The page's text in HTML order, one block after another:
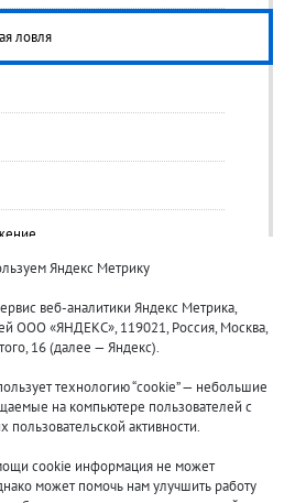
ловля
"Волжские приманки"
8 (800)
Яндекс Метрику
веб-аналитики Яндекс Метрика,
ООО «ЯНДЕКС», 119021, Россия, Москва,
16 (далее — Яндекс).
технологию “cookie” — небольшие
на компьютере пользователей с
пользовательской активности.
cookie информация не может
может помочь нам улучшить работу